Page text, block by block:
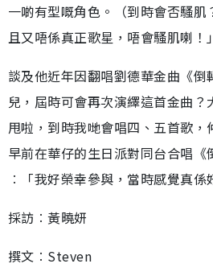
一啲有型嘅角色。（到時會否騷
且又唔係真正歌星，唔會騷肌喇！」
談及他近年因翻唱劉德華金曲《
兒，屆時可會再次演繹這首金曲
甩啦，到時我哋會唱四、五首歌，
早前在華仔的生日派對同台合唱《
︰「我好榮幸參與，當時感覺真係
採訪︰黃曉妍
撰文︰Steven